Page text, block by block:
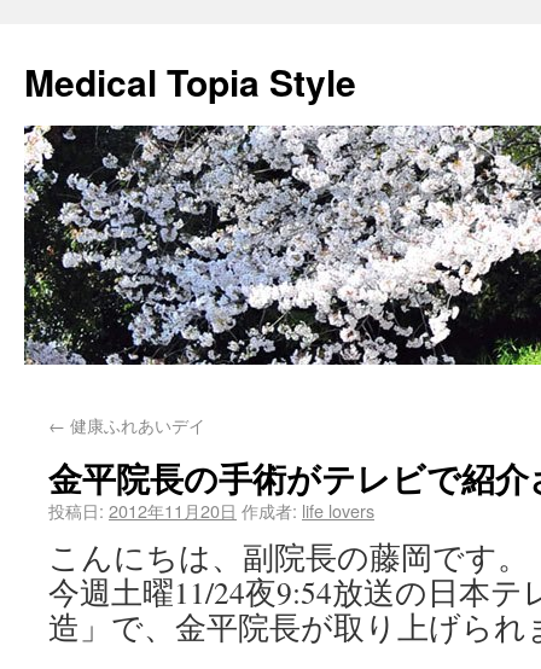
Medical Topia Style
← 健康ふれあいデイ
金平院長の手術がテレビで紹
投稿日: 2012年11月20日 作成者: life lovers
こんにちは、副院長の藤岡です。
今週土曜11/24夜9:54放送の日本
造」で、金平院長が取り上げられ